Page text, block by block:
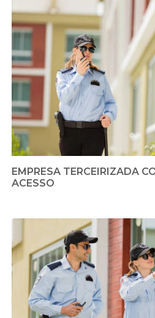
EMPRESA TERCEIRIZADA
ACESSO